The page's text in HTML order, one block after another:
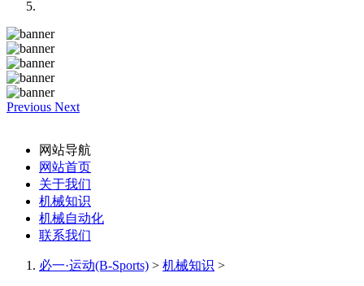
Previous Next
网站导航
网站首页
关于我们
机械知识
机械自动化
联系我们
必一·运动(B-Sports) > 机械知识 >